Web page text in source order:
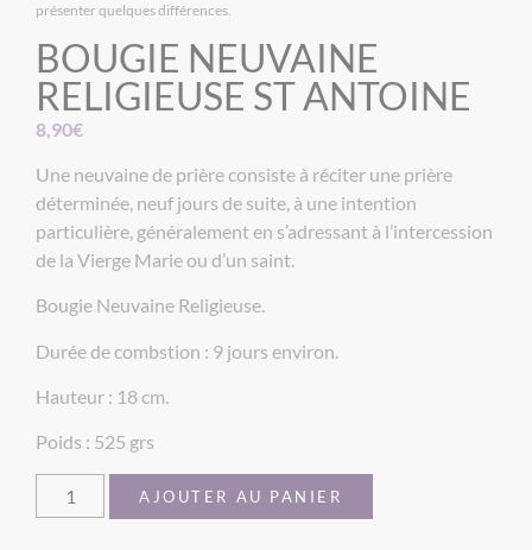
présenter quelques différences.
BOUGIE NEUVAINE
RELIGIEUSE ST ANTOINE
8,90€
Une neuvaine de prière consiste à réciter une prière
déterminée, neuf jours de suite, à une intention
particulière, généralement en s’adressant à l’intercession
de la Vierge Marie ou d’un saint.
Bougie Neuvaine Religieuse.
Durée de combstion : 9 jours environ.
Hauteur : 18 cm.
Poids : 525 grs
AJOUTER AU PANIER